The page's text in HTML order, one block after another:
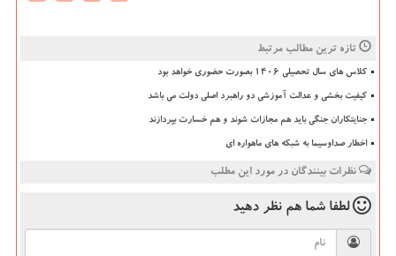
تازه ترین مطالب مرتبط
کلاس های سال تحصیلی ۱۴۰۶ بصورت حضوری خواهد بود
کیفیت بخشی و عدالت آموزشی دو راهبرد اصلی دولت می باشد
جنایتکاران جنگی باید هم مجازات شوند و هم خسارت بپردازند
اخطار صداوسیما به شبکه های ماهواره ای
نظرات بینندگان در مورد این مطلب
لطفا شما هم نظر دهید